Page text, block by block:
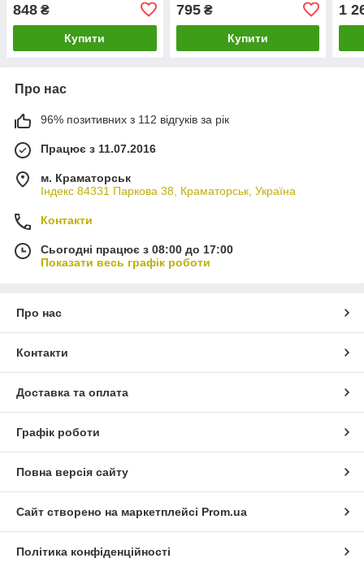
848 ₴
Купити
795₴
Купити
1
Про нас
96% позитивних з 112 відгуків за рік
Працює з 11.07.2016
м. Краматорськ
Індекс 84331 Паркова 38, Краматорськ, Україна
Контакти
Сьогодні працює з 08:00 до 17:00
Показати весь графік роботи
Про нас
Контакти
Доставка та оплата
Графік роботи
Повна версія сайту
Сайт створено на маркетплейсі Prom.ua
Політика конфіденційності